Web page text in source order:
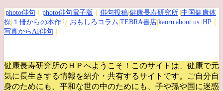
photo俳句 photo俳句電子版 俳句投稿 健康長寿研究所 中国健康体
操 １冊からの本作 り| おもしろコラム TEBRA書店 kaoru |about us HP
写真からAI俳句
健康長寿研究所のＨＰへようこそ！このサイトは、健康で元
気に長生きする情報を紹介・共有するサイトです。
ご自分自
身のためにも、平和な世の中のためにも、子や孫や国に迷惑